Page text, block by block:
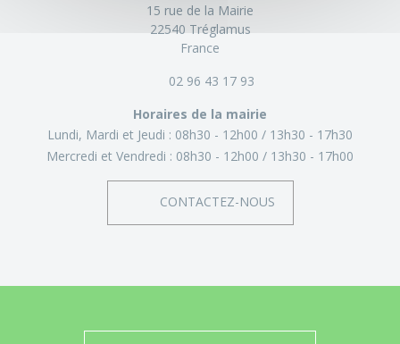
15 rue de la Mairie
22540 Tréglamus
France
02 96 43 17 93
Horaires de la mairie
Lundi, Mardi et Jeudi : 08h30 - 12h00
13h30 - 17h30
Mercredi et Vendredi : 08h30 - 12h00 13h30 - 17h00
CONTACTEZ-NOUS